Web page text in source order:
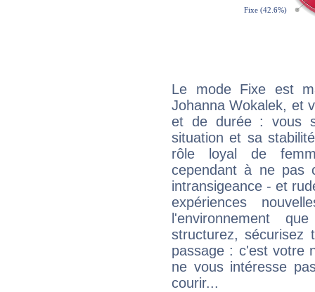
Le mode Fixe est
Johanna Wokalek, et
et de durée : vous
situation et sa
rôle loyal de
cependant à ne pas
intransigeance - et
expériences
l'environnement
structurez, sécurisez
passage : c'est votre
ne vous intéresse
courir...